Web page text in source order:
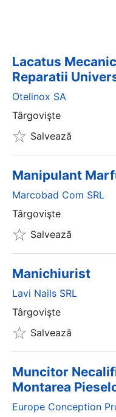
Lacatus
Reparatii
Otelinox SA
Târgovişte
Salvează
Manipulant
Marcobad Com SRL
Târgovişte
Salvează
Manichiurist
Lavi Nails SRL
Târgovişte
Salvează
Muncitor
Montarea
Europe Conception